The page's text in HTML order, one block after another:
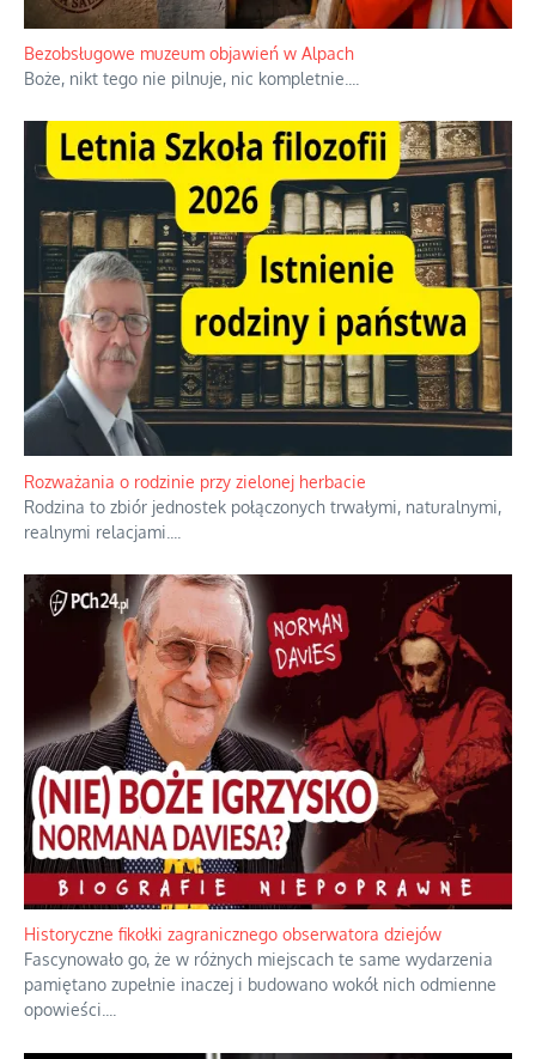
W 1938 roku, uwaga, 17% tych osadników niemieckich w
Palestynie było członkiem partii nazistowskiej i podczas II
wojny światowej byli internowani...
Bezobsługowe muzeum objawień w Alpach
Boże, nikt tego nie pilnuje, nic kompletnie....
Rozważania o rodzinie przy zielonej herbacie
Rodzina to zbiór jednostek połączonych trwałymi, naturalnymi,
realnymi relacjami....